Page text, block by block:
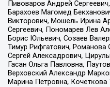
Пивоваров Андрей
Барахоев Магомед
Викторович, Мошель Ирина
Сергеевич, Пономарев Лев
Борис Юльевич, Созаев
Тимур Рифгатович, Романова
Сергей Алексадрович,
Гасан Ольга Павловна,
Верховский Александр
Марина Петровна, Кочеткова